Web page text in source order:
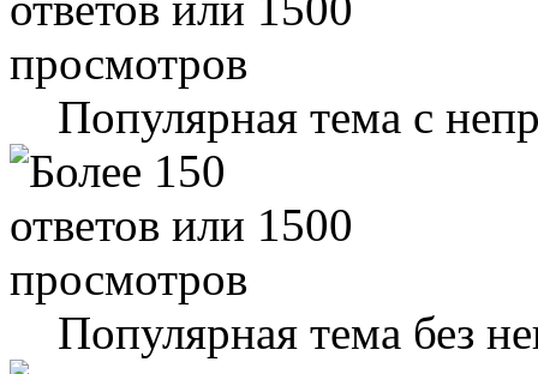
Популярная тема с
Популярная тема без